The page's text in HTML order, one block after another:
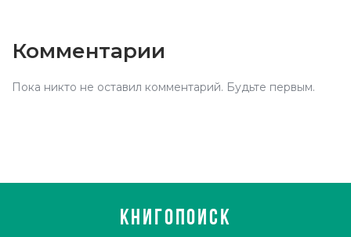
Комментарии
Пока никто не оставил комментарий. Будьте первым.
КНИГОПОИСК